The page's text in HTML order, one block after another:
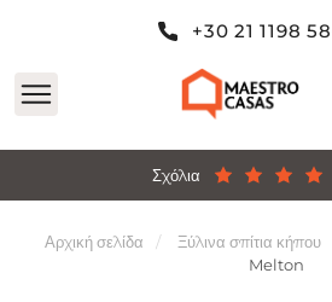
Σχόλια
+30 21 1198
Αρχική σελίδα Ξύλινα σπίτια κήπου
Melton